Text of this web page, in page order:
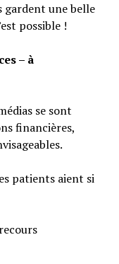
gardent une belle
possible !
– à
se sont
financières,
patients aient si